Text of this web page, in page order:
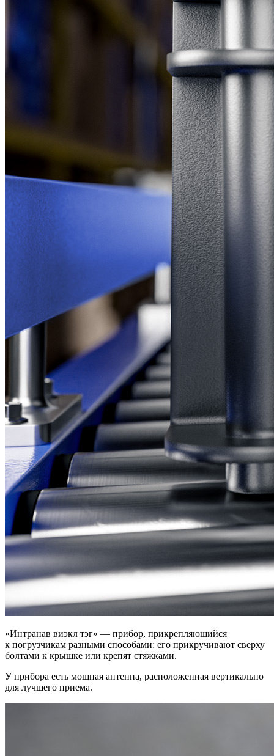
«Интранав виэкл тэг» — прибор, прикрепляющийся
к погрузчикам разными способами: его прикручивают сверху
болтами к крышке или крепят стяжками.
У прибора есть мощная антенна, расположенная вертикально
для лучшего приема.